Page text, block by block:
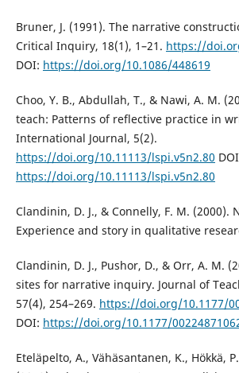
Bruner, J. (1991). The narrative
Critical Inquiry, 18(1), 1–21. https://
DOI: https://doi.org/10.1086/448619
Choo, Y. B., Abdullah, T., & Nawi, A. M.
teach: Patterns of reflective practice in
International Journal, 5(2).
https://doi.org/10.11113/lspi.v5n2.80
https://doi.org/10.11113/lspi.v5n2.80
Clandinin, D. J., & Connelly, F. M. (2000).
Experience and story in qualitative
Clandinin, D. J., Pushor, D., & Orr, A. M.
sites for narrative inquiry. Journal of
57(4), 254–269. https://doi.org/10.1177/
DOI: https://doi.org/10.1177/
Eteläpelto, A., Vähäsantanen, K., Hökkä,